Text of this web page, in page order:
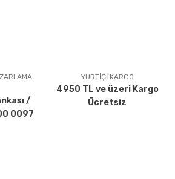
eksik bilgiler bulunuyor.
bulunuyor.
daha pahalı.
alternatifler olmalı.
/
0097
YURTİÇİ KARGO
4950 TL ve üzeri Kargo
Ücretsiz